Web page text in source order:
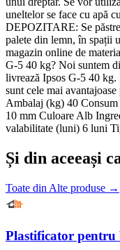
uneltelor se face cu apă
DEPOZITARE: Se
palete din lemn, în spații
magazin online de
G-5 40 kg? Noi suntem
livrează Ipsos G-5 40 kg.
sunt cele mai
Ambalaj (kg) 40
10 mm Culoare Alb
valabilitate (luni) 6 luni
Și din aceeași
Toate din Alte produse →
Plastificator pentru